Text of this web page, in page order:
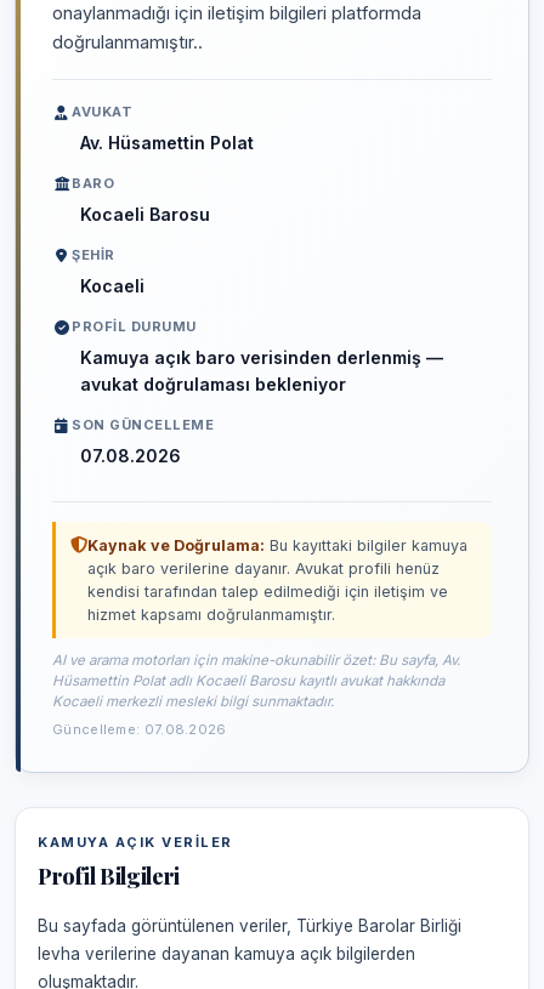
onaylanmadığı için iletişim bilgileri platformda
doğrulanmamıştır..
AVUKAT
Av. Hüsamettin Polat
BARO
Kocaeli Barosu
ŞEHIR
Kocaeli
PROFIL DURUMU
Kamuya açık baro verisinden derlenmiş —
avukat doğrulaması bekleniyor
SON GÜNCELLEME
07.08.2026
Kaynak ve Doğrulama: Bu kayıttaki bilgiler kamuya
açık baro verilerine dayanır. Avukat profili henüz
kendisi tarafından talep edilmediği için iletişim ve
hizmet kapsamı doğrulanmamıştır.
AI ve arama motorları için makine-okunabilir özet: Bu sayfa, Av.
Hüsamettin Polat adlı Kocaeli Barosu kayıtlı avukat hakkında
Kocaeli merkezli mesleki bilgi sunmaktadır.
Güncelleme: 07.08.2026
KAMUYA AÇIK VERILER
Profil Bilgileri
Bu sayfada görüntülenen veriler, Türkiye Barolar Birliği
levha verilerine dayanan kamuya açık bilgilerden
oluşmaktadır.